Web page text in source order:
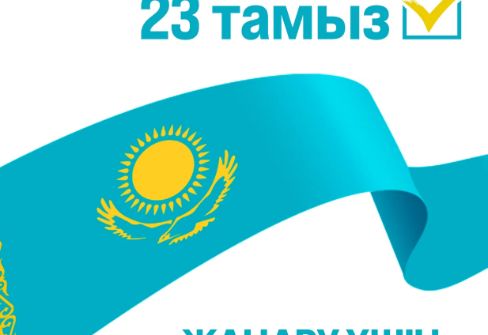
тілшісі ҰОК-қа сілтеме жасап.
кезеңдегі үшінші матчын Иран құрамасына қарсы өткізді.
25:14, 25:18) отандастарымыздың жеңісімен аяқталды.
Гонконгты (3:1), Индонезияны (3:0) жеңген болатын. Тоғыз
бірінші орынға көтерілді.
волейболшылар Ливан және Вьетнам
Филиппин, Тайбэй, Оңтүстік Корея, Қырғызстан, Өзбекстан
көрсетіп жатыр.
уақытында оқу үшін Facebook парақшамызға жазылыңыз!